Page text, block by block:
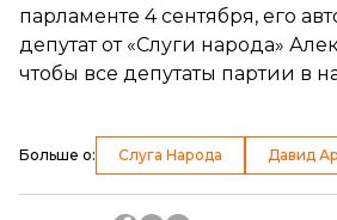
парламенте 4 сентября, его
депутат от «Слуги народа»
чтобы все депутаты партии в
Больше о: Слуга Народа Давид